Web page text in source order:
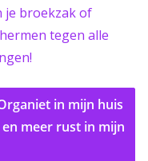
je broekzak of
tegen alle
in mijn huis
meer rust in mijn